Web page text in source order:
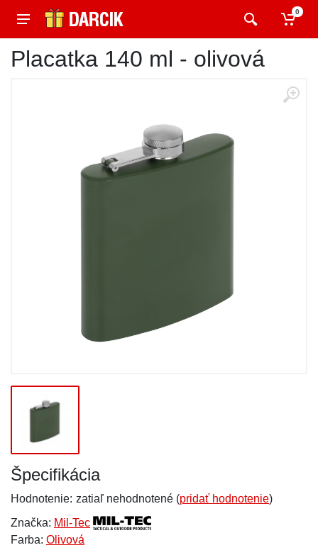
0
Placatka 140 ml - olivová
Špecifikácia
Hodnotenie: zatiaľ nehodnotené (pridať hodnotenie)
Značka: Mil-Tec
Farba: Olivová